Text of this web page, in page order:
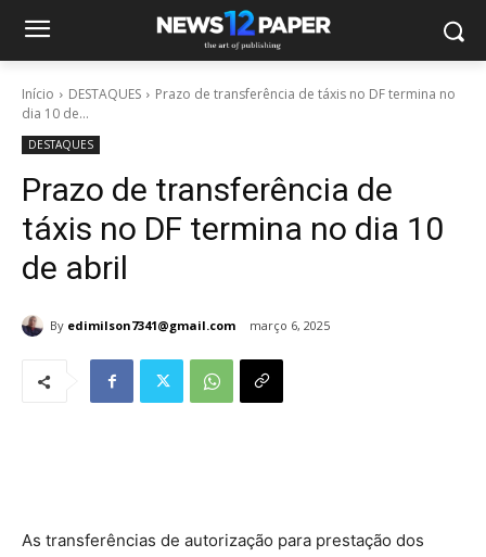
Início DESTAQUES
Prazo de transferência de táxis no DF termina no
dia 10 de...
DESTAQUES
Prazo de transferência de
táxis no DF termina no dia 10
de abril
By edimilson7341@gmail.com março 6, 2025
As transferências de autorização para prestação dos